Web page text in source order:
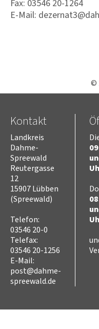
Fax: 03546 20-1264
E-Mail:
©
Kontakt
Landkreis
Dahme-
Spreewald
Reutergasse
12
15907 Lübben
(Spreewald)
Telefon:
03546 20-0
Telefax:
03546 20-1256
E-Mail:
post@dahme-
spreewald.de